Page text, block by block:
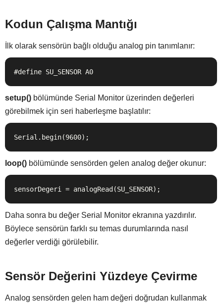
Kodun Çalışma Mantığı
İlk olarak sensörün bağlı olduğu analog pin tanımlanır:
#define SU_SENSOR A0
setup() bölümünde Serial Monitor üzerinden değerleri
görebilmek için seri haberleşme başlatılır:
Serial.begin(9600);
loop() bölümünde sensörden gelen analog değer okunur:
sensorDegeri = analogRead(SU_SENSOR);
Daha sonra bu değer Serial Monitor ekranına yazdırılır.
Böylece sensörün farklı su temas durumlarında nasıl
değerler verdiği görülebilir.
Sensör Değerini Yüzdeye Çevirme
Analog sensörden gelen ham değeri doğrudan kullanmak